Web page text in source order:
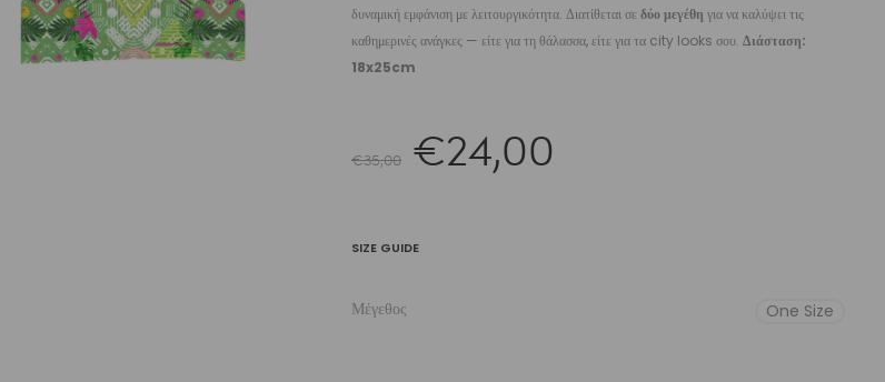
δυναμική εμφάνιση με λειτουργικότητα. Διατίθεται σεδύο μεγέθη για να καλύψει τις
καθημερινές ανάγκες — είτε για τη θάλασσα, είτε για τα city looks σου. Διάσταση:
18x25cm
€35,00 Original
price
€24,00
SIZE GUIDE
Μέγεθος One Size